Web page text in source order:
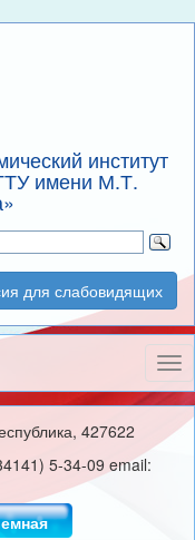
институт
имени М.Т.
для слабовидящих
427622
5-34-09 email: